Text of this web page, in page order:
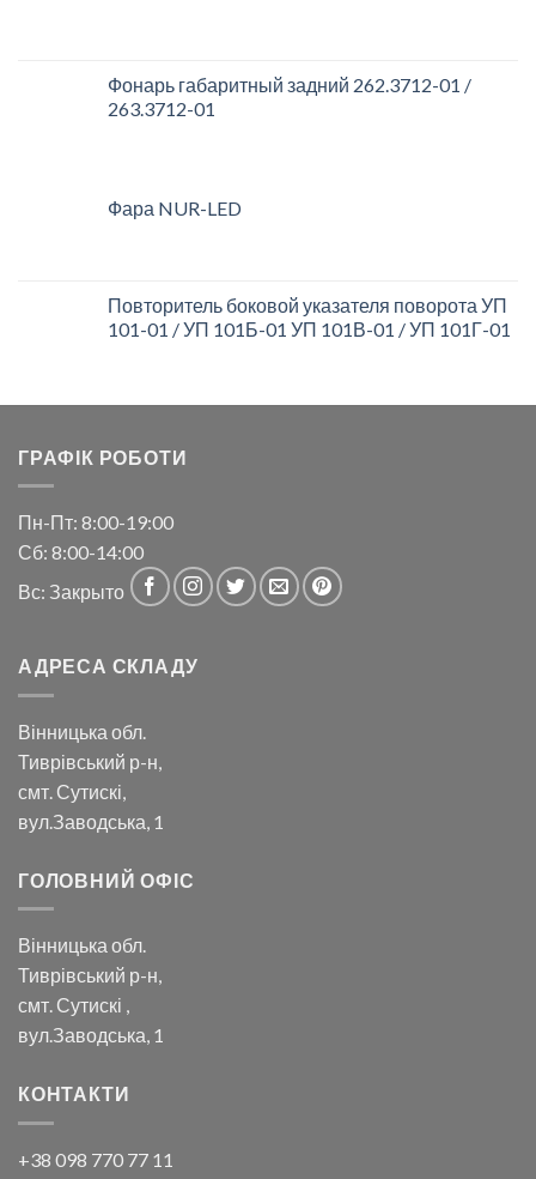
Фонарь габаритный задний 262.3712-01 /
263.3712-01
Фара NUR-LED
Повторитель боковой указателя поворота УП
101-01 / УП 101Б-01 УП 101В-01 / УП 101Г-01
ГРАФІК РОБОТИ
Пн-Пт: 8:00-19:00
Сб: 8:00-14:00
Вс: Закрыто
АДРЕСА СКЛАДУ
Вінницька обл.
Тиврівський р-н,
смт. Сутискі,
вул.Заводська, 1
ГОЛОВНИЙ ОФІС
Вінницька обл.
Тиврівський р-н,
смт. Сутискі ,
вул.Заводська, 1
КОНТАКТИ
+38 098 770 77 11